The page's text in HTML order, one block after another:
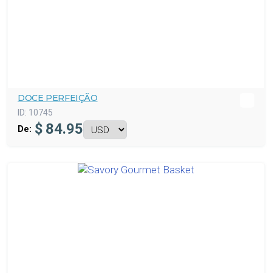
DOCE PERFEIÇÃO
ID: 10745
De: $ 84.95